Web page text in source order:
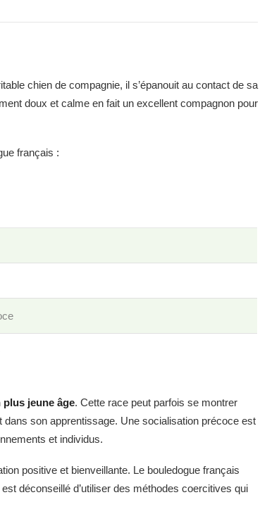
chien de compagnie, il s’épanouit au contact de sa
doux et calme en fait un excellent compagnon pour
français :
jeune âge. Cette race peut parfois se montrer
son apprentissage. Une socialisation précoce est
et individus.
positive et bienveillante. Le bouledogue français
déconseillé d’utiliser des méthodes coercitives qui